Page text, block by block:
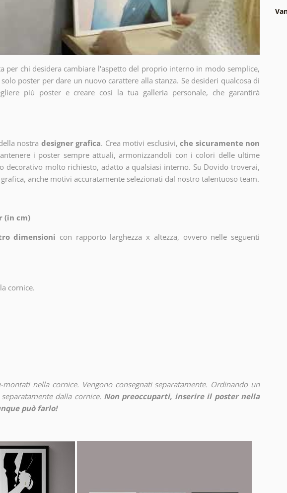
per chi desidera cambiare l'aspetto del proprio interno in modo semplice,
poster per dare un nuovo carattere alla stanza. Se desideri qualcosa di
più poster e creare così la tua galleria personale, che garantirà
nostra designer grafica. Crea motivi esclusivi, che sicuramente non
i poster sempre attuali, armonizzandoli con i colori delle ultime
decorativo molto richiesto, adatto a qualsiasi interno. Su Dovido troverai,
anche motivi accuratamente selezionati dal nostro talentuoso team.
(in cm)
dimensioni con rapporto larghezza x altezza, ovvero nelle seguenti
cornice.
nella cornice. Vengono consegnati separatamente. Ordinando un
dalla cornice. Non preoccuparti, inserire il poster nella
può farlo!